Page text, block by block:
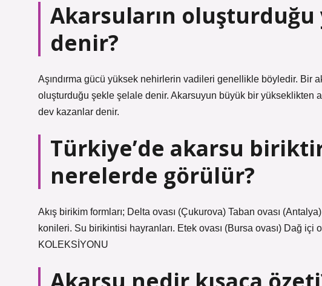
Akarsuların
denir?
Aşındırma gücü yüksek nehirlerin vadileri genellikle böyledir. Bir
oluşturduğu şekle şelale denir. Akarsuyun büyük bir yükseklikten
dev kazanlar denir.
Türkiye’de akarsu
nerelerde görülür?
Akış birikim formları; Delta ovası (Çukurova) Taban ovası
konileri. Su birikintisi hayranları. Etek ovası (Bursa ovası) Dağ
KOLEKSİYONU